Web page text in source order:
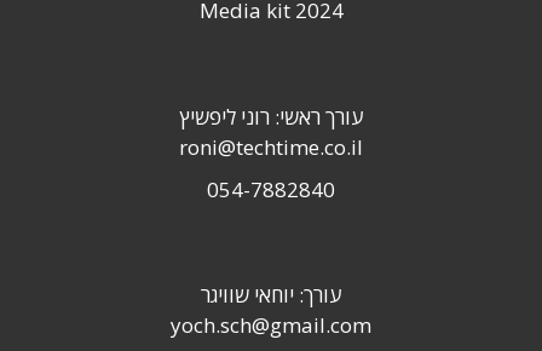
Media kit 2024
עורך ראשי: רוני ליפשיץ
roni@techtime.co.il
054-7882840
עורך: יוחאי שוויגר
yoch.sch@gmail.com